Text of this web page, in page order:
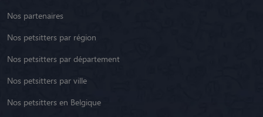
Nos partenaires
Nos petsitters par région
Nos petsitters par département
Nos petsitters par ville
Nos petsitters en Belgique